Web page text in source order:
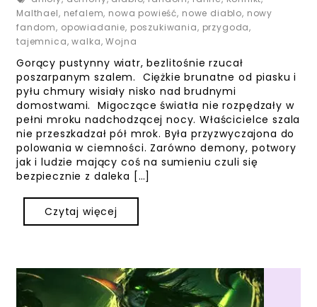
Malthael, nefalem, nowa powieść, nowe diablo, nowy
fandom, opowiadanie, poszukiwania, przygoda,
tajemnica,walka,Wojna
Gorący pustynny wiatr, bezlitośnie rzucał
poszarpanym szalem. Ciężkie brunatne od piasku i
pyłu chmury wisiały nisko nad brudnymi
domostwami. Migoczące światła nie rozpędzały w
pełni mroku nadchodzącej nocy. Właścicielce szala
nie przeszkadzał pół mrok. Była przyzwyczajona do
polowania w ciemności. Zarówno demony, potwory
jak i ludzie mający coś na sumieniu czuli się
bezpiecznie z daleka […]
Czytaj więcej